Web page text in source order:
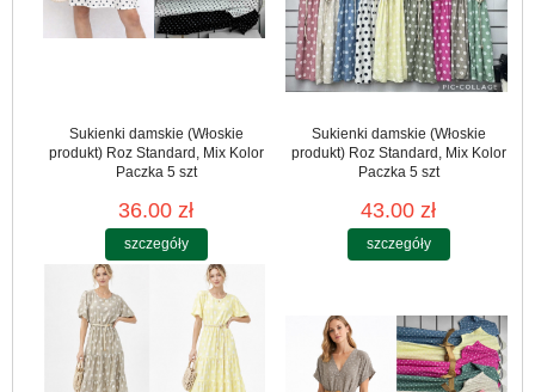
Sukienki damskie (Włoskie
produkt) Roz Standard, Mix Kolor
Paczka 5 szt
36.00 zł
szczegóły
Sukienki damskie (Włoskie
produkt) Roz Standard, Mix Kolor
Paczka 5 szt
43.00 zł
szczegóły